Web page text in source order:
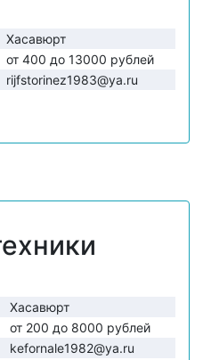
Хасавюрт
от 400 до 13000 рублей
rijfstorinez1983@ya.ru
Хасавюрт
от 200 до 8000 рублей
kefornale1982@ya.ru